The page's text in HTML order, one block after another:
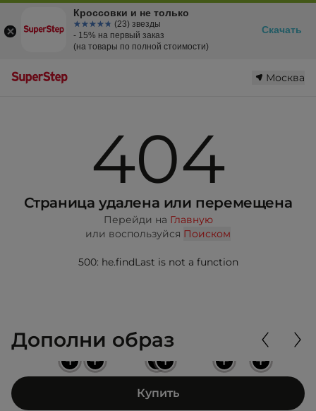
Москва
404
Страница удалена или перемещена
Перейди на Главную
или воспользуйся Поиском
500: he.findLast is not a function
Дополни образ
+
+
+ + +
+
Купить
Кроссовки и не только
☆☆☆☆☆
★★★★★ (23) звезды
- 15% на первый заказ
(на товары по полной стоимости)
Скачать